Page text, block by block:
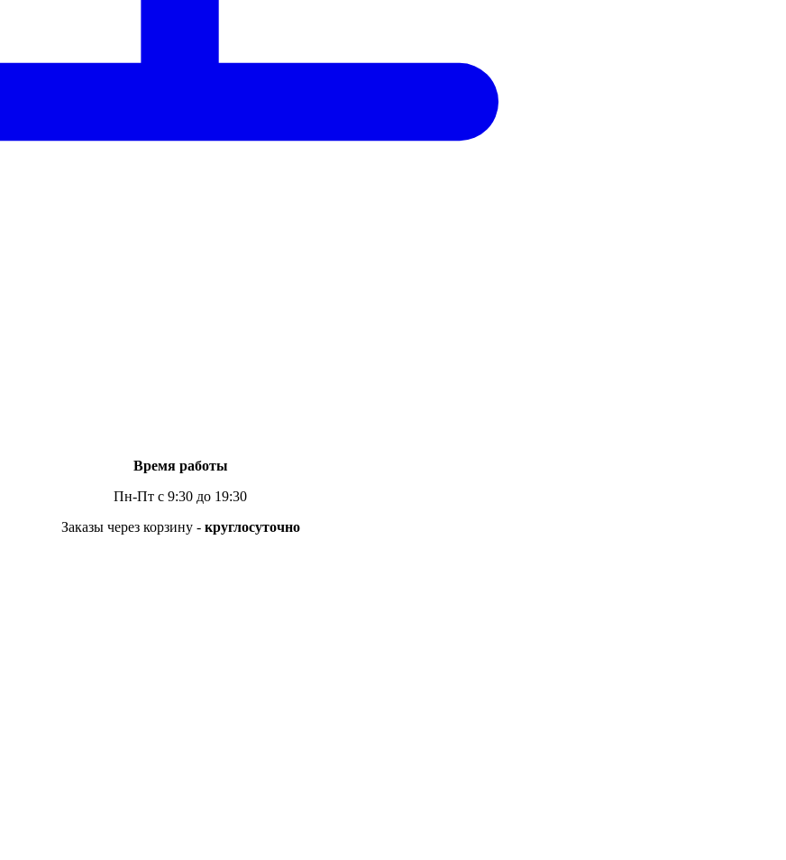
Время работы
Пн-Пт с 9:30 до 19:30
Заказы через корзину - круглосуточно